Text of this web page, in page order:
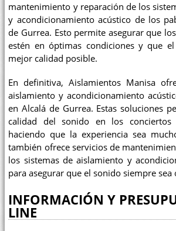
mantenimiento y reparación de los
y acondicionamiento acústico de los
de Gurrea. Esto permite asegurar que
estén en óptimas condiciones y que
mejor calidad posible.
En definitiva, Aislamientos Manisa
aislamiento y acondicionamiento
en Alcalá de Gurrea. Estas soluciones
calidad del sonido en los
haciendo que la experiencia sea
también ofrece servicios de
los sistemas de aislamiento y
para asegurar que el sonido siempre sea
INFORMACIÓN Y
LINE